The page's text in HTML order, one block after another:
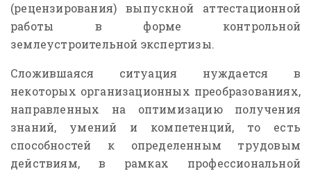
(рецензирования) выпускной аттестационной
работы в форме контрольной
землеустроительной экспертизы.
Сложившаяся ситуация нуждается в
некоторых организационных преобразованиях,
направленных на оптимизацию получения
знаний, умений и компетенций, то есть
способностей к определенным трудовым
действиям, в рамках профессиональной